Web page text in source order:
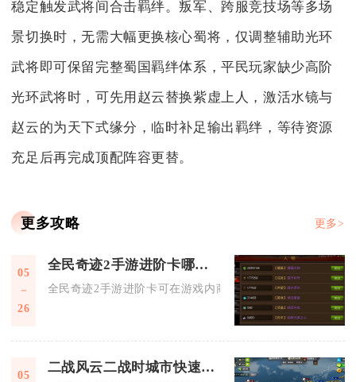
稳定触发武将间合击羁绊。叛军、跨服竞技场等多场
景切换时，无需大幅更换核心蜀将，仅调整辅助光环
武将即可保留完整蜀国羁绊体系，平民玩家缺少高阶
光环武将时，可先用赵云替换紫虚上人，激活水镜与
赵云的为天下式缘分，临时补足输出羁绊，等待资源
充足后再完成顶配阵容更替。
更多攻略 更多>
05
26
全民奇迹2手游进阶卡哪里可以购买
全民奇迹2手游进阶卡可在游戏内商城、特惠活动、战盟商
05 二战风云二战时城市快速推进的原因是什么